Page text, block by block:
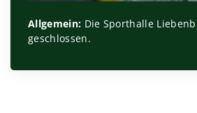
Allgemein: Die Sporthalle
geschlossen.